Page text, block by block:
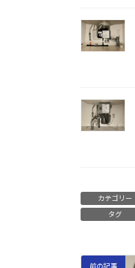
カテゴリー
タグ
前の記事